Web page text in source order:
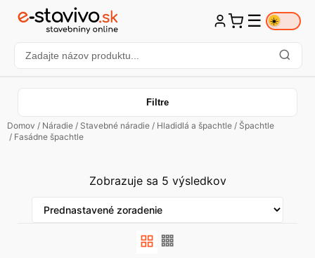
☰ ☀️
Filtre
Domov / Náradie / Stavebné náradie / Hladidlá a špachtle / Špachtle
/ Fasádne špachtle
Zobrazuje sa 5 výsledkov